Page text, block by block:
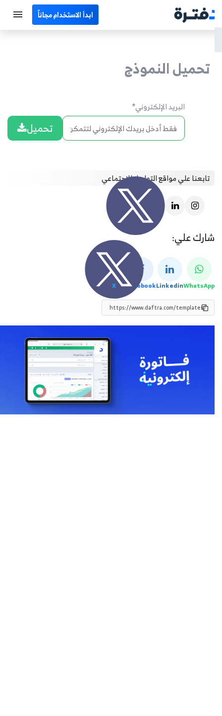
ابدأ الاستخدام مجاناً
جميع الأقسام
حاسبات
مصطلحات محاسبية
اتصل بنا
EN
تحميل النموذج
البريد الإلكتروني*
تحميل
تابعنا علي مواقع التواصل الإجتماعي
شارك علي:
WhatsApp
Linkedin
Facebook
X